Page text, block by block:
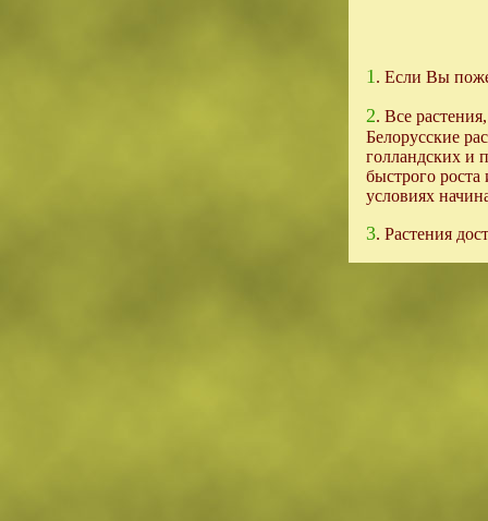
1 . Если Вы
2. Все
Белорусские
голландских и
быстрого
условиях
3. Растения